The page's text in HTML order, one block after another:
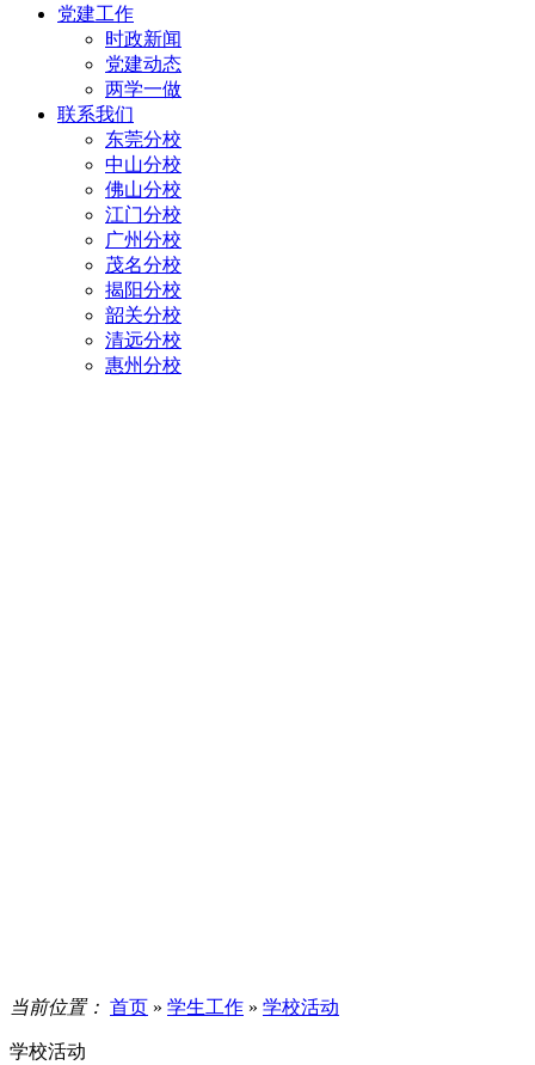
党建工作
时政新闻
党建动态
两学一做
联系我们
东莞分校
中山分校
佛山分校
江门分校
广州分校
茂名分校
揭阳分校
韶关分校
清远分校
惠州分校
当前位置： 首页 » 学生工作 » 学校活动
学校活动